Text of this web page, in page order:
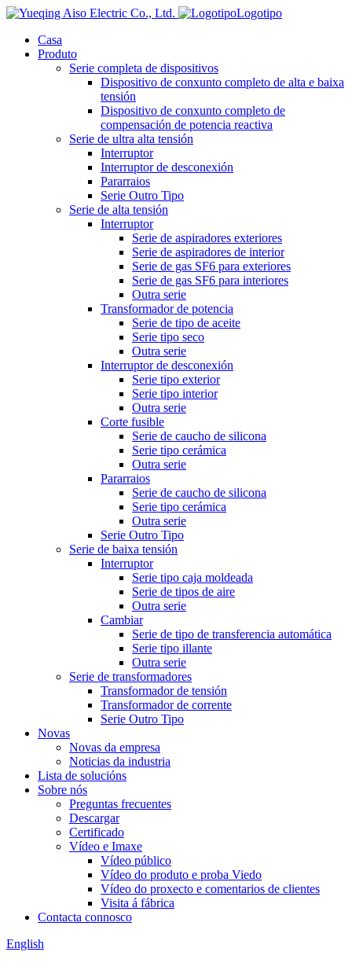
Logotipo
Casa
Produto
Serie completa de dispositivos
Dispositivo de conxunto completo de alta e baixa
tensión
Dispositivo de conxunto completo de
compensación de potencia reactiva
Serie de ultra alta tensión
Interruptor
Interruptor de desconexión
Pararraios
Serie Outro Tipo
Serie de alta tensión
Interruptor
Serie de aspiradores exteriores
Serie de aspiradores de interior
Serie de gas SF6 para exteriores
Serie de gas SF6 para interiores
Outra serie
Transformador de potencia
Serie de tipo de aceite
Serie tipo seco
Outra serie
Interruptor de desconexión
Serie tipo exterior
Serie tipo interior
Outra serie
Corte fusible
Serie de caucho de silicona
Serie tipo cerámica
Outra serie
Pararraios
Serie de caucho de silicona
Serie tipo cerámica
Outra serie
Serie Outro Tipo
Serie de baixa tensión
Interruptor
Serie tipo caja moldeada
Serie de tipos de aire
Outra serie
Cambiar
Serie de tipo de transferencia automática
Serie tipo illante
Outra serie
Serie de transformadores
Transformador de tensión
Transformador de corrente
Serie Outro Tipo
Novas
Novas da empresa
Noticias da industria
Lista de solucións
Sobre nós
Preguntas frecuentes
Descargar
Certificado
Vídeo e Imaxe
Vídeo público
Vídeo do produto e proba Viedo
Vídeo do proxecto e comentarios de clientes
Visita á fábrica
Contacta connosco
English